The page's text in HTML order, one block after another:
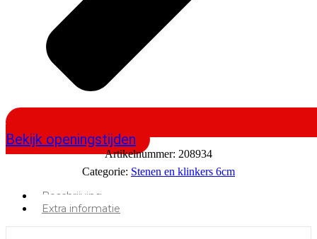
Bekijk openingstijden
Artikelnummer: 208934
Categorie: Stenen en klinkers 6cm
Beschrijving
Extra informatie